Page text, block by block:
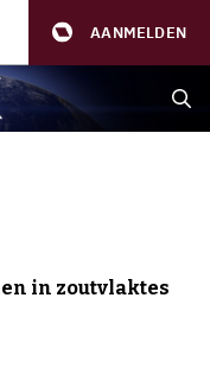
AANMELDEN
in zoutvlaktes